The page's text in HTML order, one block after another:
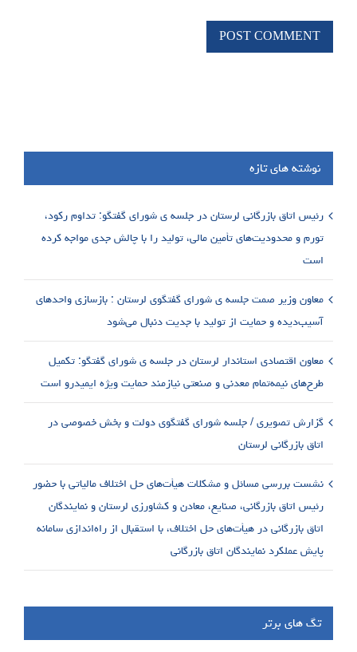
نوشته های تازه
رئیس اتاق بازرگانی لرستان در جلسه ی شورای گفتگو: تداوم رکود،
تورم و محدودیت‌های تأمین مالی، تولید را با چالش جدی مواجه کرده
است
معاون وزیر صمت جلسه ی شورای گفتگوی لرستان : بازسازی واحدهای
آسیب‌دیده و حمایت از تولید با جدیت دنبال می‌شود
معاون اقتصادی استاندار لرستان در جلسه ی شورای گفتگو: تکمیل
طرح‌های نیمه‌تمام معدنی و صنعتی نیازمند حمایت ویژه ایمیدرو است
گزارش تصویری / جلسه شورای گفتگوی دولت و بخش خصوصی در
اتاق بازرگانی لرستان
نشست بررسی مسائل و مشکلات هیأت‌های حل اختلاف مالیاتی با حضور
رئیس اتاق بازرگانی، صنایع، معادن و کشاورزی لرستان و نمایندگان
اتاق بازرگانی در هیأت‌های حل اختلاف، با استقبال از راه‌اندازی سامانه
پایش عملکرد نمایندگان اتاق بازرگانی
تگ های برتر